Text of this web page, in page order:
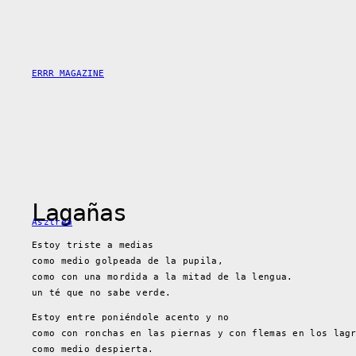
ERRR MAGAZINE
Lagañas
Asztrea
Estoy triste a medias
como medio golpeada de la pupila,
como con una mordida a la mitad de la lengua.
un té que no sabe verde.
Estoy entre poniéndole acento y no
como con ronchas en las piernas y con flemas en los
como medio despierta.